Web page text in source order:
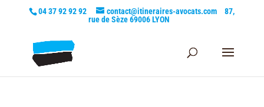
04 37 92 92 92 contact@itineraires-avocats.com
87,
rue de Sèze 69006 LYON